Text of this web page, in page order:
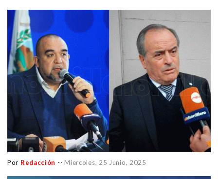
Por Redacción -- Miercoles, 25 Junio, 2025